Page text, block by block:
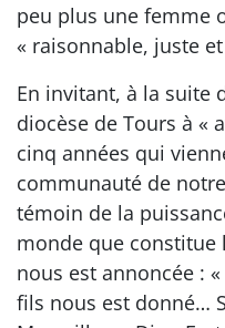
peu plus une femme
« raisonnable, juste
En invitant, à la suite
diocèse de Tours à «
cinq années qui
communauté de
témoin de la
monde que constitue
nous est annoncée :
fils nous est donné…